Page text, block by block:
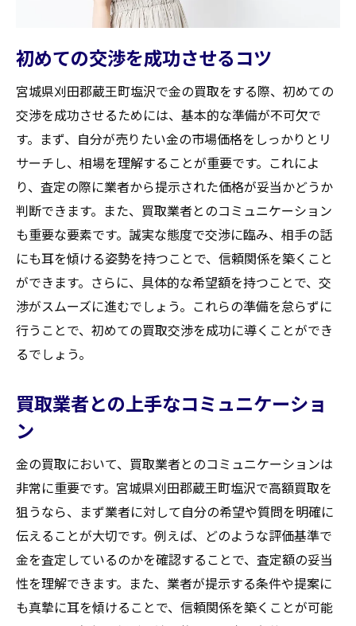
初めての交渉を成功させるコツ
宮城県刈田郡蔵王町塩沢で金の買取をする際、初めての
交渉を成功させるためには、基本的な準備が不可欠で
す。まず、自分が売りたい金の市場価格をしっかりとリ
サーチし、相場を理解することが重要です。これによ
り、査定の際に業者から提示された価格が妥当かどうか
判断できます。また、買取業者とのコミュニケーション
も重要な要素です。誠実な態度で交渉に臨み、相手の話
にも耳を傾ける姿勢を持つことで、信頼関係を築くこと
ができます。さらに、具体的な希望額を持つことで、交
渉がスムーズに進むでしょう。これらの準備を怠らずに
行うことで、初めての買取交渉を成功に導くことができ
るでしょう。
買取業者との上手なコミュニケーショ
ン
金の買取において、買取業者とのコミュニケーションは
非常に重要です。宮城県刈田郡蔵王町塩沢で高額買取を
狙うなら、まず業者に対して自分の希望や質問を明確に
伝えることが大切です。例えば、どのような評価基準で
金を査定しているのかを確認することで、査定額の妥当
性を理解できます。また、業者が提示する条件や提案に
も真摯に耳を傾けることで、信頼関係を築くことが可能